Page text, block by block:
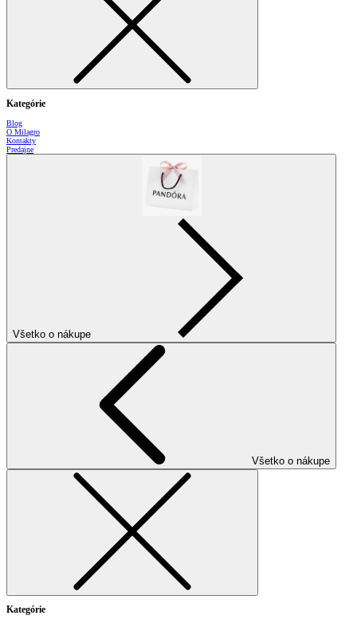
Kategórie
Blog
O Milagro
Kontakty
Predajne
Všetko o nákupe
Všetko o nákupe
Kategórie